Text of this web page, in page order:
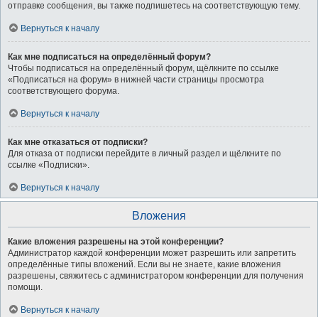
отправке сообщения, вы также подпишетесь на соответствующую тему.
Вернуться к началу
Как мне подписаться на определённый форум?
Чтобы подписаться на определённый форум, щёлкните по ссылке
«Подписаться на форум» в нижней части страницы просмотра
соответствующего форума.
Вернуться к началу
Как мне отказаться от подписки?
Для отказа от подписки перейдите в личный раздел и щёлкните по
ссылке «Подписки».
Вернуться к началу
Вложения
Какие вложения разрешены на этой конференции?
Администратор каждой конференции может разрешить или запретить
определённые типы вложений. Если вы не знаете, какие вложения
разрешены, свяжитесь с администратором конференции для получения
помощи.
Вернуться к началу